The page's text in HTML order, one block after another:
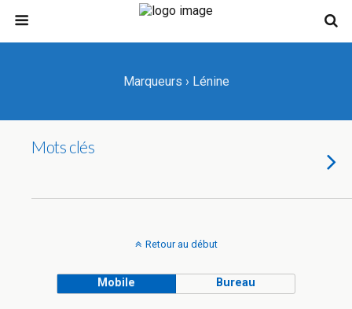
Marqueurs › Lénine
Mots clés
Retour au début
Mobile Bureau